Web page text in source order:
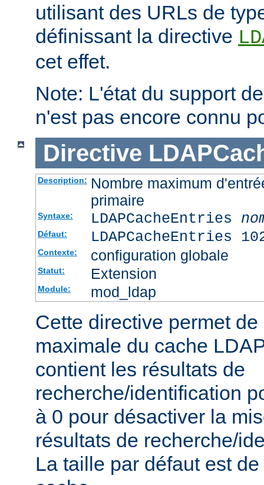
utilisant des URLs de
définissant la directive
cet effet.
Note: L'état du support
n'est pas encore connu
Directive
Description: Nombre maximum
primaire
Syntaxe: LDAPCacheEntries
Défaut: LDAPCacheEntries
Contexte: configuration globale
Statut: Extension
Module: mod_ldap
Cette directive permet
maximale du cache
contient les résultats de
recherche/identification
à 0 pour désactiver la
résultats de recherche/
La taille par défaut est